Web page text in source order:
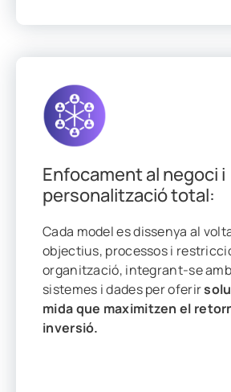
Enfocament al negoci i
personalització total:
Cada model es dissenya al
objectius, processos i
organització, integrant-se
sistemes i dades per oferir
mida que maximitzen el
inversió.